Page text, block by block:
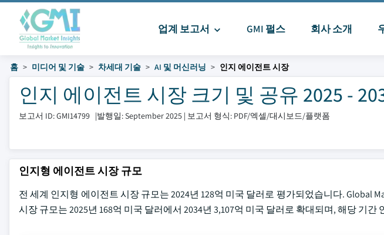
업계 보고서 GMI 펄스 회사 소개
홈 미디어 및 기술 차세대 기술 AI 및 머신러닝 인지 에이전트 시장
인지 에이전트 시장 크기 및 공유 2025 -
보고서 ID: GMI14799 |발행일: September 2025 | 보고서 형식: PDF/엑셀/대시보드/플랫폼
인지형 에이전트 시장 규모
전 세계 인지형 에이전트 시장 규모는 2024년 128억 미국 달러로 평가되었습니다. Global
시장 규모는 2025년 168억 미국 달러에서 2034년 3,107억 미국 달러로 확대되며, 해당 기간